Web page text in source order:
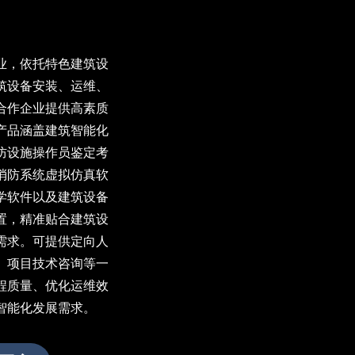
，依托特色建筑设
备安装、运维、
作企业提供高素质
品涵盖建筑智能化
设施操作员鉴定考
防系统虚拟仿真软
软件以及建筑设备
，精准贴合建筑设
求。可提供定向人
项目技术咨询等一
质量、优化运维效
化发展需求。